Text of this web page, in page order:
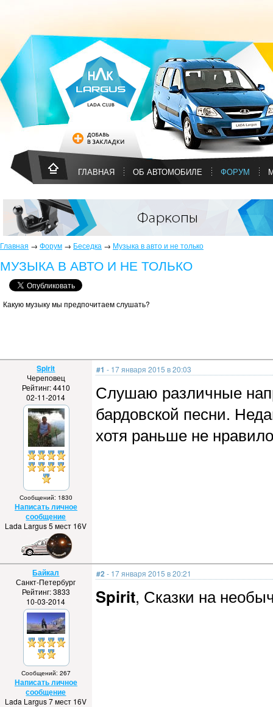
ГЛАВНАЯ ОБ АВТОМОБИЛЕ ФОРУМ
Главная → Форум → Беседка → Музыка в авто и не только
МУЗЫКА В АВТО И НЕ ТОЛЬКО
Какую музыку мы предпочитаем слушать?
Spirit
Череповец
Рейтинг: 4410
02-11-2014
Сообщений: 1830
Написать личное
сообщение
Lada Largus 5 мест 16V
#1 - 17 января 2015 в 20:03
Слушаю различные
бардовской песни.
хотя раньше не
Байкал
Санкт-Петербург
Рейтинг: 3833
10-03-2014
Сообщений: 267
Написать личное
сообщение
Lada Largus 7 мест 16V
#2 - 17 января 2015 в 20:21
Spirit, Сказки на